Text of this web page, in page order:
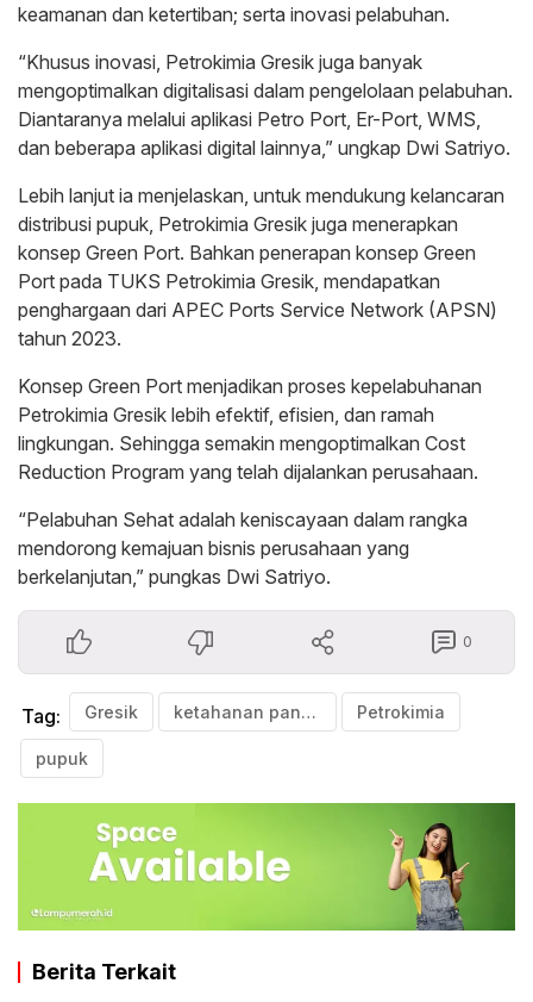
keamanan dan ketertiban; serta inovasi pelabuhan.
“Khusus inovasi, Petrokimia Gresik juga banyak
mengoptimalkan digitalisasi dalam pengelolaan pelabuhan.
Diantaranya melalui aplikasi Petro Port, Er-Port, WMS,
dan beberapa aplikasi digital lainnya,” ungkap Dwi Satriyo.
Lebih lanjut ia menjelaskan, untuk mendukung kelancaran
distribusi pupuk, Petrokimia Gresik juga menerapkan
konsep Green Port. Bahkan penerapan konsep Green
Port pada TUKS Petrokimia Gresik, mendapatkan
penghargaan dari APEC Ports Service Network (APSN)
tahun 2023.
Konsep Green Port menjadikan proses kepelabuhanan
Petrokimia Gresik lebih efektif, efisien, dan ramah
lingkungan. Sehingga semakin mengoptimalkan Cost
Reduction Program yang telah dijalankan perusahaan.
“Pelabuhan Sehat adalah keniscayaan dalam rangka
mendorong kemajuan bisnis perusahaan yang
berkelanjutan,” pungkas Dwi Satriyo.
0
Tag: Gresik ketahanan pangan Petrokimia
pupuk
Berita Terkait